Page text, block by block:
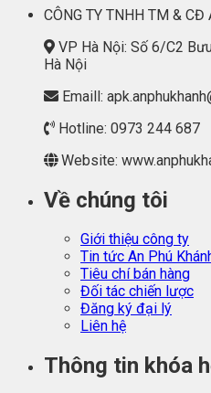
CÔNG TY TNHH TM & CĐ
VP Hà Nội: Số 6/C2
Hà Nội
Emaill:
Hotline: 0973 244 687
Website:
Về chúng tôi
Giới thiệu công ty
Tin tức An Phú
Tiêu chí bán hàng
Đối tác chiến lược
Đăng ký đại lý
Liên hệ
Thông tin khóa